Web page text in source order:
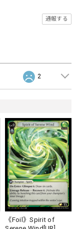
通報する
2
《Foil》Spirit of